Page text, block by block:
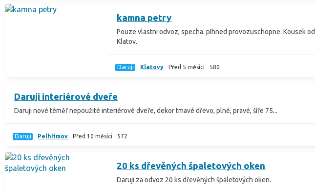
kamna petry
Pouze vlastni odvoz, specha. pIhned provozuschopne. Kousek od
Klatov.
Daruji Klatovy Před 5 měsíci 580
Daruji interiérové dveře
Daruji nové téměř nepoužité interiérové dveře, dekor tmavé dřevo, plné, pravé, šíře 75...
Daruji Pelhřimov Před 10 měsíci 572
20 ks dřevěných špaletových oken
Daruji za odvoz 20 ks dřevěných špaletových oken.